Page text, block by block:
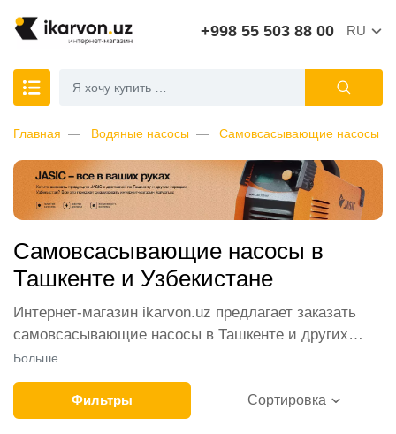
+998 55 503 88 00 RU
Главная Водяные насосы Самовсасывающие насосы
Самовсасывающие насосы в
Ташкенте и Узбекистане
Интернет-магазин ikarvon.uz предлагает заказать
самовсасывающие насосы в Ташкенте и других
городах РУз. Перед нашими покупателями открыты
самые широкие возможности. В каталоге
представлена лучшая продукция от ведущих
производителей. У нас можно выбрать удобный
Больше
Фильтры Сортировка